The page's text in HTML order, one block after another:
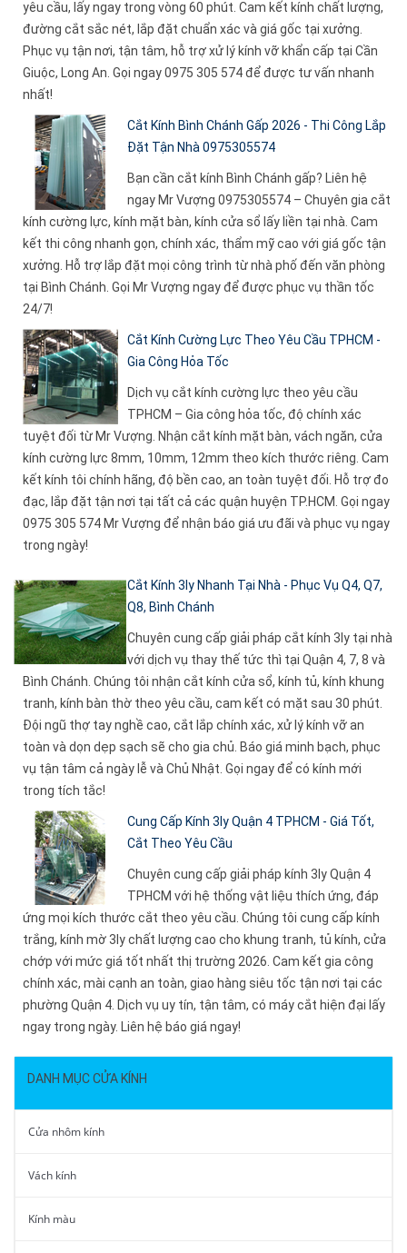
yêu cầu, lấy ngay trong vòng 60 phút. Cam kết kính chất lượng,
đường cắt sắc nét, lắp đặt chuẩn xác và giá gốc tại xưởng.
Phục vụ tận nơi, tận tâm, hỗ trợ xử lý kính vỡ khẩn cấp tại Cần
Giuộc, Long An. Gọi ngay 0975 305 574 để được tư vấn nhanh
nhất!
Cắt Kính Bình Chánh Gấp 2026 - Thi Công Lắp
Đặt Tận Nhà 0975305574
Bạn cần cắt kính Bình Chánh gấp? Liên hệ
ngay Mr Vượng 0975305574 – Chuyên gia cắt
kính cường lực, kính mặt bàn, kính cửa sổ lấy liền tại nhà. Cam
kết thi công nhanh gọn, chính xác, thẩm mỹ cao với giá gốc tận
xưởng. Hỗ trợ lắp đặt mọi công trình từ nhà phố đến văn phòng
tại Bình Chánh. Gọi Mr Vượng ngay để được phục vụ thần tốc
24/7!
Cắt Kính Cường Lực Theo Yêu Cầu TPHCM -
Gia Công Hỏa Tốc
Dịch vụ cắt kính cường lực theo yêu cầu
TPHCM – Gia công hỏa tốc, độ chính xác
tuyệt đối từ Mr Vượng. Nhận cắt kính mặt bàn, vách ngăn, cửa
kính cường lực 8mm, 10mm, 12mm theo kích thước riêng. Cam
kết kính tôi chính hãng, độ bền cao, an toàn tuyệt đối. Hỗ trợ đo
đạc, lắp đặt tận nơi tại tất cả các quận huyện TP.HCM. Gọi ngay
0975 305 574 Mr Vượng để nhận báo giá ưu đãi và phục vụ ngay
trong ngày!
Cắt Kính 3ly Nhanh Tại Nhà - Phục Vụ Q4, Q7,
Q8, Bình Chánh
Chuyên cung cấp giải pháp cắt kính 3ly tại nhà
với dịch vụ thay thế tức thì tại Quận 4, 7, 8 và
Bình Chánh. Chúng tôi nhận cắt kính cửa sổ, kính tủ, kính khung
tranh, kính bàn thờ theo yêu cầu, cam kết có mặt sau 30 phút.
Đội ngũ thợ tay nghề cao, cắt lắp chính xác, xử lý kính vỡ an
toàn và dọn dẹp sạch sẽ cho gia chủ. Báo giá minh bạch, phục
vụ tận tâm cả ngày lễ và Chủ Nhật. Gọi ngay để có kính mới
trong tích tắc!
Cung Cấp Kính 3ly Quận 4 TPHCM - Giá Tốt,
Cắt Theo Yêu Cầu
Chuyên cung cấp giải pháp kính 3ly Quận 4
TPHCM với hệ thống vật liệu thích ứng, đáp
ứng mọi kích thước cắt theo yêu cầu. Chúng tôi cung cấp kính
trắng, kính mờ 3ly chất lượng cao cho khung tranh, tủ kính, cửa
chớp với mức giá tốt nhất thị trường 2026. Cam kết gia công
chính xác, mài cạnh an toàn, giao hàng siêu tốc tận nơi tại các
phường Quận 4. Dịch vụ uy tín, tận tâm, có máy cắt hiện đại lấy
ngay trong ngày. Liên hệ báo giá ngay!
DANH MỤC CỬA KÍNH
Cửa nhôm kính
Vách kính
Kính màu